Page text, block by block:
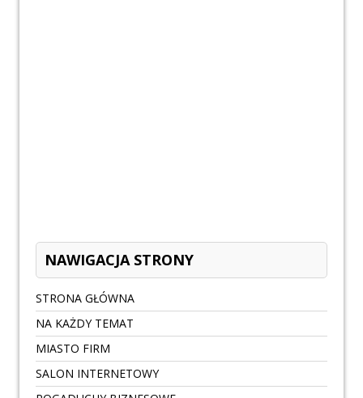
NAWIGACJA STRONY
STRONA GŁÓWNA
NA KAŻDY TEMAT
MIASTO FIRM
SALON INTERNETOWY